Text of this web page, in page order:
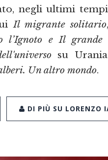
negli ultimi
Il migrante solitario,
l’Ignoto e Il
su
Un altro mondo.
DI PIÙ SU LORENZO